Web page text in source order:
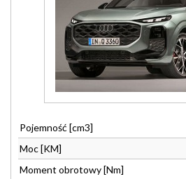
Pojemność [cm3]
Moc [KM]
Moment obrotowy [Nm]